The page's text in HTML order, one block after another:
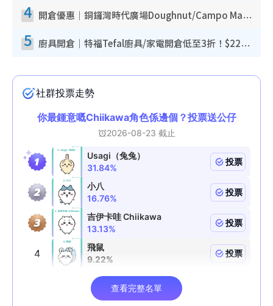
4 開倉優惠｜銅鑼灣時代廣場Doughnut/Campo Marzio開倉低至1折！背囊、書包、手袋劈價$200起
5 廚具開倉｜特福Tefal廚具/家電開倉低至3折！$220起買平底鍋/炒鑊/湯煲！電飯煲/吸塵機/燙斗$418起